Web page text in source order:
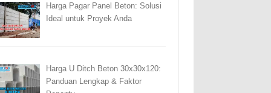
Harga Pagar Panel Beton: Solusi
Ideal untuk Proyek Anda
Harga U Ditch Beton 30x30x120:
Panduan Lengkap & Faktor